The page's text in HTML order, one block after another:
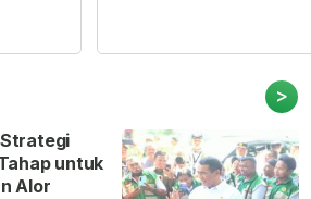
>
untuk
Alor